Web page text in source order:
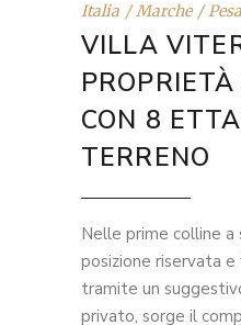
Italia Marche
VILLA
CON 8
TERRENO
Nelle prime colline a
posizione riservata
tramite un
privato, sorge il